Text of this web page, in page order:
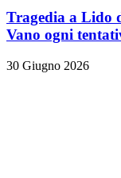
Tragedia a Lido
Vano ogni
30 Giugno 2026